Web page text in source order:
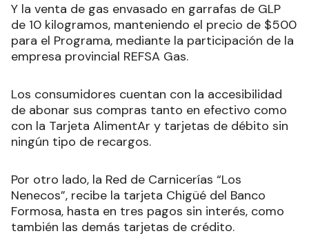
Y la venta de gas envasado en garrafas de GLP
de 10 kilogramos, manteniendo el precio de $500
para el Programa, mediante la participación de la
empresa provincial REFSA Gas.
Los consumidores cuentan con la accesibilidad
de abonar sus compras tanto en efectivo como
con la Tarjeta AlimentAr y tarjetas de débito sin
ningún tipo de recargos.
Por otro lado, la Red de Carnicerías “Los
Nenecos”, recibe la tarjeta Chigüé del Banco
Formosa, hasta en tres pagos sin interés, como
también las demás tarjetas de crédito.